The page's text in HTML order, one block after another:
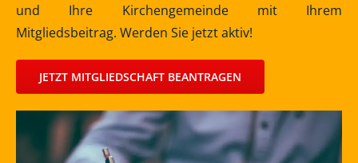
und Ihre Kirchengemeinde mit Ihrem
Mitgliedsbeitrag. Werden Sie jetzt aktiv!
JETZT MITGLIEDSCHAFT BEANTRAGEN